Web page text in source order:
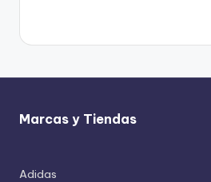
Marcas y Tiendas
Adidas